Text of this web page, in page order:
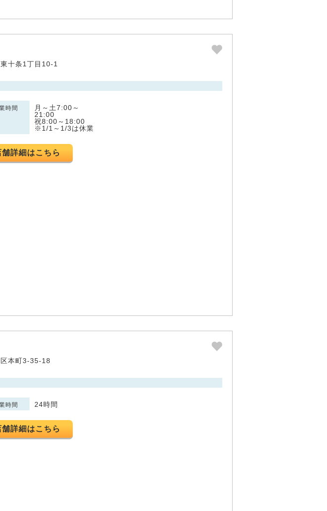
十条1丁目10-1
時間
月～土7:00～
21:00
祝8:00～18:00
※1/1～1/3は休業
舗詳細はこちら
本町3-35-18
時間 24時間
舗詳細はこちら